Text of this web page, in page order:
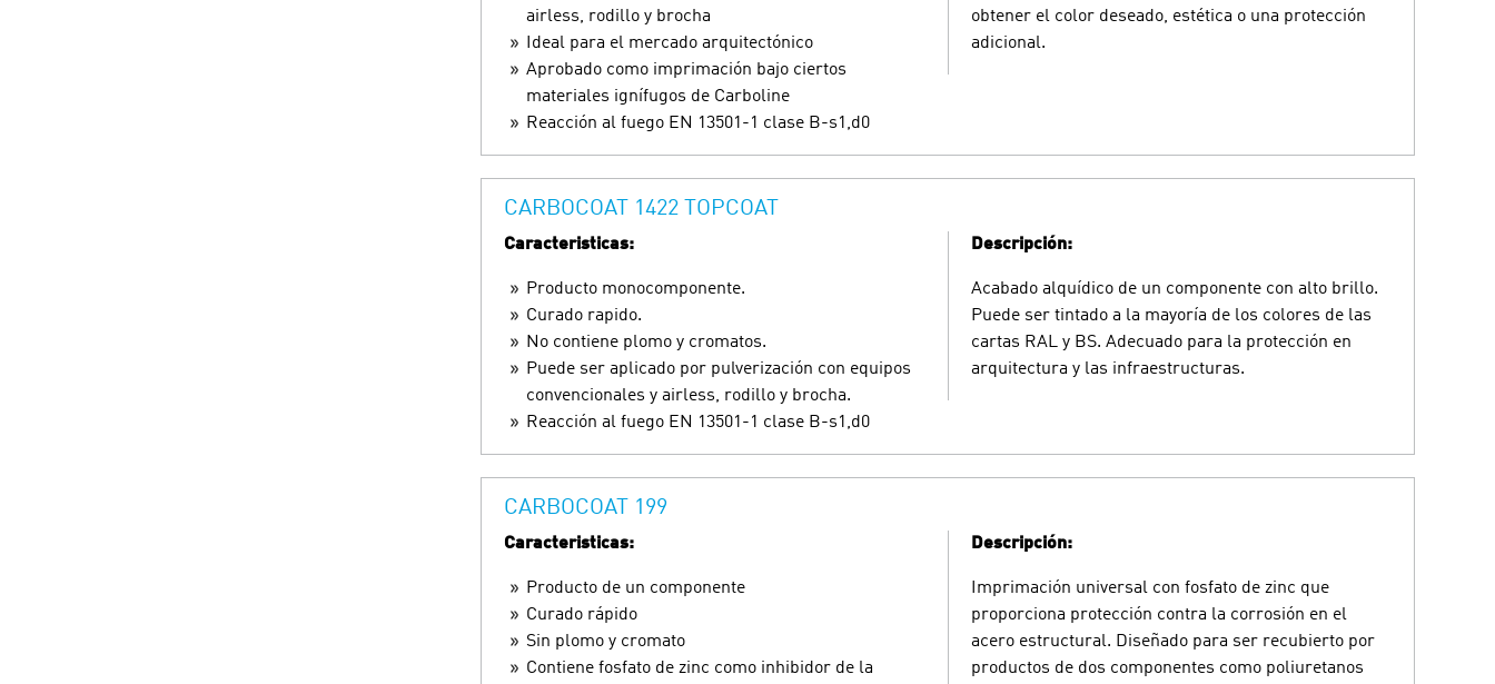
airless, rodillo y brocha
Ideal para el mercado arquitectónico
Aprobado como imprimación bajo ciertos
materiales ignífugos de Carboline
Reacción al fuego EN 13501-1 clase B-s1,d0
obtener el color deseado, estética o una protección
adicional.
CARBOCOAT 1422 TOPCOAT
Caracteristicas:
Producto monocomponente.
Curado rapido.
No contiene plomo y cromatos.
Puede ser aplicado por pulverización con equipos
convencionales y airless, rodillo y brocha.
Reacción al fuego EN 13501-1 clase B-s1,d0
Descripción:
Acabado alquídico de un componente con alto brillo.
Puede ser tintado a la mayoría de los colores de las
cartas RAL y BS. Adecuado para la protección en
arquitectura y las infraestructuras.
CARBOCOAT 199
Caracteristicas:
Producto de un componente
Curado rápido
Sin plomo y cromato
Contiene fosfato de zinc como inhibidor de la
Descripción:
Imprimación universal con fosfato de zinc que
proporciona protección contra la corrosión en el
acero estructural. Diseñado para ser recubierto por
productos de dos componentes como poliuretanos